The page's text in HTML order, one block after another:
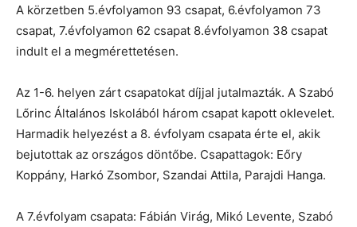
A körzetben 5.évfolyamon 93 csapat, 6.évfolyamon 73
csapat, 7.évfolyamon 62 csapat 8.évfolyamon 38 csapat
indult el a megmérettetésen.
Az 1-6. helyen zárt csapatokat díjjal jutalmazták. A Szabó
Lőrinc Általános Iskolából három csapat kapott oklevelet.
Harmadik helyezést a 8. évfolyam csapata érte el, akik
bejutottak az országos döntőbe. Csapattagok: Eőry
Koppány, Harkó Zsombor, Szandai Attila, Parajdi Hanga.
A 7.évfolyam csapata: Fábián Virág, Mikó Levente, Szabó